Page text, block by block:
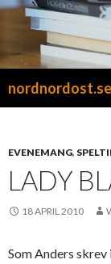
nordnordost.se
EVENEMANG,
LADY
18 APRIL 2010
Som Anders